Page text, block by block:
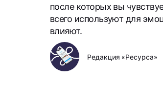
после которых вы
всего используют для
влияют.
Редакция «Ресурса»